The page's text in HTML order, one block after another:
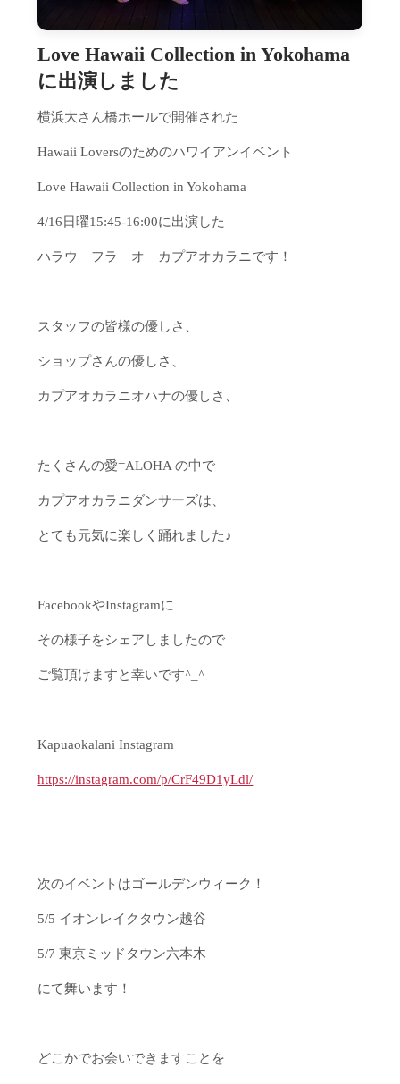
Love Hawaii Collection in Yokohama
に出演しました
横浜大さん橋ホールで開催された
Hawaii Loversのためのハワイアンイベント
Love Hawaii Collection in Yokohama
4/16日曜15:45-16:00に出演した
ハラウ フラ オ カプアオカラニです！
スタッフの皆様の優しさ、
ショップさんの優しさ、
カプアオカラニオハナの優しさ、
たくさんの愛=ALOHA の中で
カプアオカラニダンサーズは、
とても元気に楽しく踊れました♪
FacebookやInstagramに
その様子をシェアしましたので
ご覧頂けますと幸いです^_^
Kapuaokalani Instagram
https://instagram.com/p/CrF49D1yLdl/
次のイベントはゴールデンウィーク！
5/5 イオンレイクタウン越谷
5/7 東京ミッドタウン六本木
にて舞います！
どこかでお会いできますことを